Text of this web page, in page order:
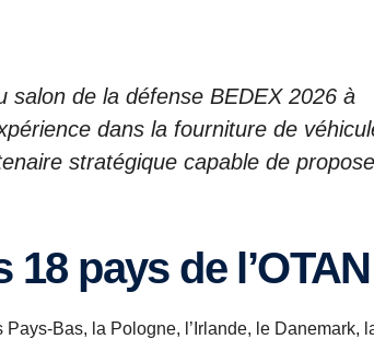
salon de la défense BEDEX 2026 à
dans la fourniture de
stratégique capable de
18 pays de l’OTAN
Bas, la Pologne, l’Irlande, le Danemark,